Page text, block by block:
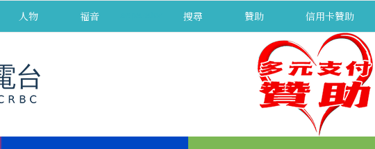
人物 福音 搜尋 贊助 信用卡贊助